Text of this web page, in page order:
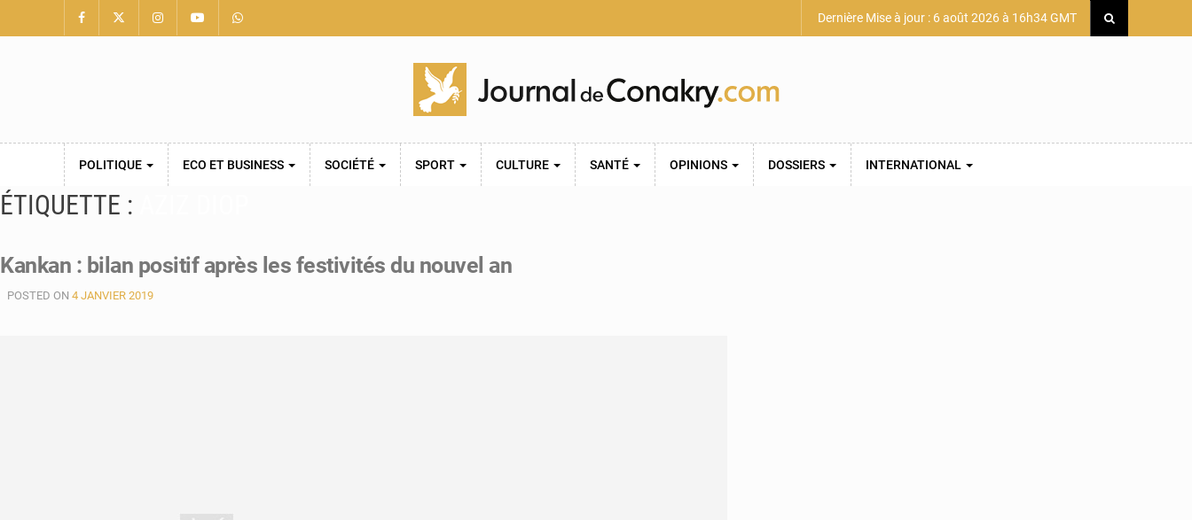
Dernière Mise à jour : 6 août 2026 à 16h34 GMT
POLITIQUE ECO ET BUSINESS SOCIÉTÉ SPORT CULTURE SANTÉ OPINIONS DOSSIERS INTERNATIONAL
ÉTIQUETTE :
Kankan : bilan positif après les festivités du nouvel an
POSTED ON 4 JANVIER 2019